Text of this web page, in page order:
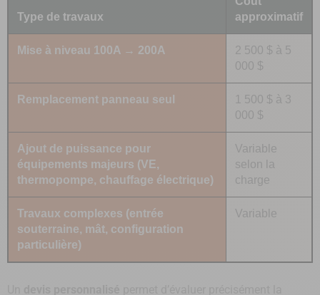
Type de travaux
approximatif
Mise à niveau 100A → 200A
2 500 $ à 5
000 $
Remplacement panneau seul
1 500 $ à 3
000 $
Ajout de puissance pour
équipements majeurs (VE,
thermopompe, chauffage électrique)
Variable
selon la
charge
Travaux complexes (entrée
souterraine, mât, configuration
particulière)
Variable